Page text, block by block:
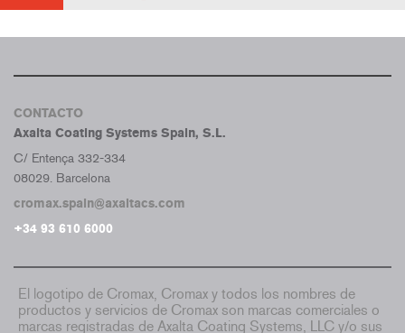
CONTACTO
Axalta Coating Systems Spain, S.L.
C/ Entença 332-334
08029. Barcelona
cromax.spain@axaltacs.com
+34 93 610 6000
El logotipo de Cromax, Cromax y todos los nombres de
productos y servicios de Cromax son marcas comerciales o
marcas registradas de Axalta Coating Systems, LLC y/o sus